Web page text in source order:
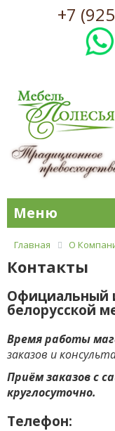
+7
Меню
Главная О
Контакты
Официальный
белорусской
Время работы
заказов и
Приём заказов с
круглосуточно.
Телефон: